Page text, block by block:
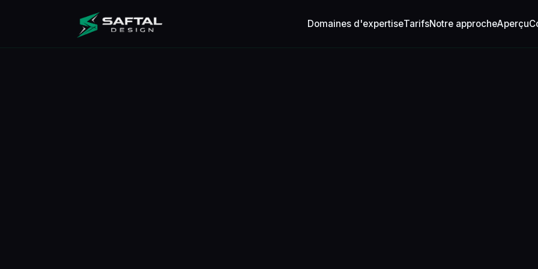
Domaines d'expertiseTarifsNotre approcheAperçu